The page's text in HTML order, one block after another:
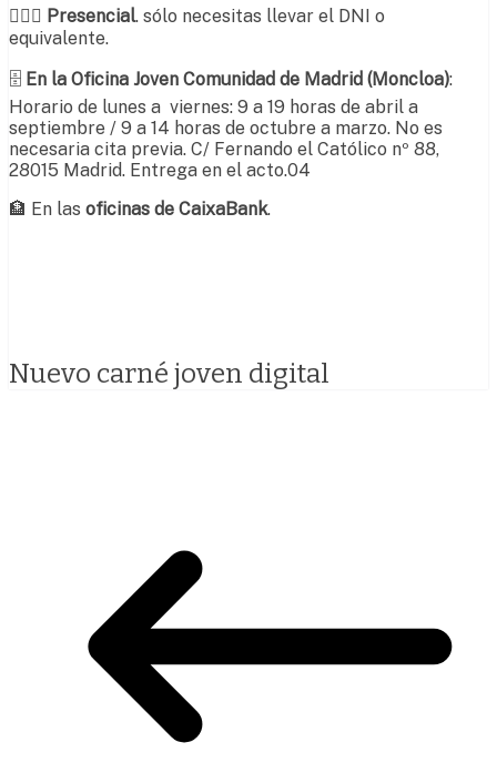
🙋🏼‍♂️ Presencial. sólo necesitas llevar el DNI o
equivalente.
🗄 En la Oficina Joven Comunidad de Madrid (Moncloa):
Horario de lunes a viernes: 9 a 19 horas de abril a
septiembre / 9 a 14 horas de octubre a marzo. No es
necesaria cita previa. C/ Fernando el Católico nº 88,
28015 Madrid. Entrega en el acto.04
🏦 En las oficinas de CaixaBank.
Nuevo carné joven digital